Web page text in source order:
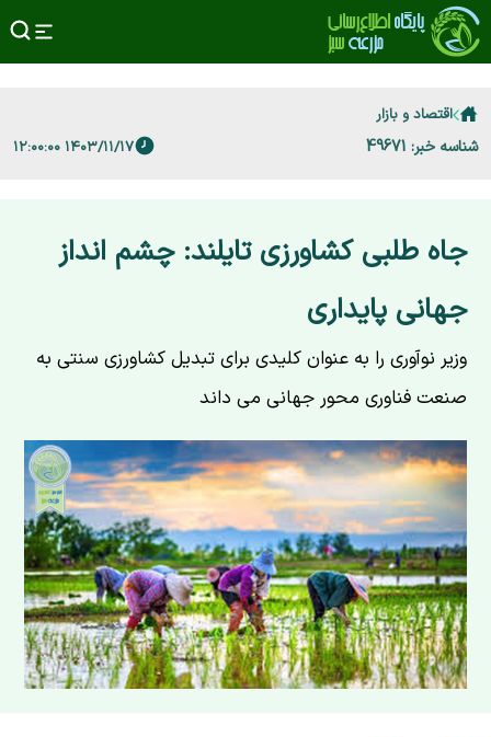
اقتصاد و بازار
شناسه خبر: 49671 ۱۴۰۳/۱۱/۱۷ ۱۲:۰۰:۰۰
جاه طلبی کشاورزی تایلند: چشم انداز
جهانی پایداری
وزیر نوآوری را به عنوان کلیدی برای تبدیل کشاورزی سنتی به
صنعت فناوری محور جهانی می داند